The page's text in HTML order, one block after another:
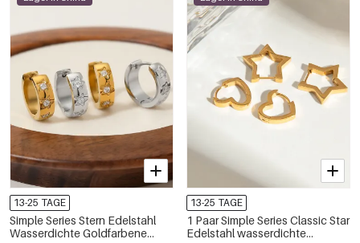
13-25 TAGE
Simple Series Stern Edelstahl
Wasserdichte Goldfarbene
13-25 TAGE
1 Paar Simple Series Classic Star
Edelstahl wasserdichte